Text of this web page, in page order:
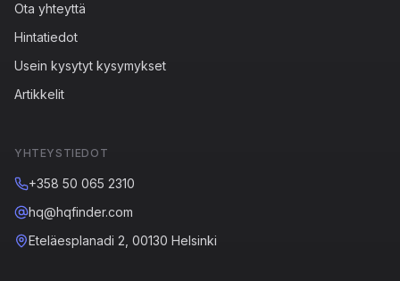
Ota yhteyttä
Hintatiedot
Usein kysytyt kysymykset
Artikkelit
YHTEYSTIEDOT
+358 50 065 2310
hq@hqfinder.com
Eteläesplanadi 2, 00130 Helsinki